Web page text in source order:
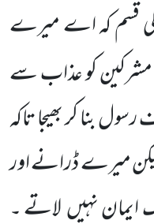
قسم کہ اے میرے
مشرکین کو عذاب سے
بنا کر بھیجا تاکہ
میرے ڈرانے اور
ایمان نہیں لاتے ۔